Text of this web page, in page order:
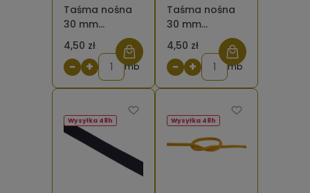
Taśma nośna
30 mm
poliestrowo -
bawełniana
musztardowa
4,50 zł
− + mb
Taśma nośna
30 mm
poliestrowo -
bawełniana
miętowa 533
4,50 zł
− + mb
Wysyłka 48h Wysyłka 48h